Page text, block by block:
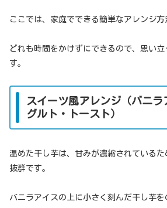
ここでは、家庭でできる簡単なアレンジ方
どれも時間をかけずにできるので、思い
す。
スイーツ風アレンジ（バニラ
グルト・トースト）
温めた干し芋は、甘みが濃縮されている
抜群です。
バニラアイスの上に小さく刻んだ干し芋